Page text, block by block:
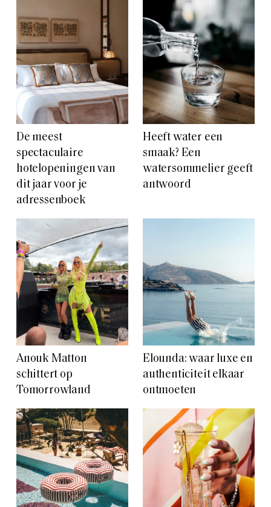
De meest
spectaculaire
hotelopeningen van
dit jaar voor je
adressenboek
Heeft water een
smaak? Een
watersommelier geeft
antwoord
Anouk Matton
schittert op
Tomorrowland
Elounda: waar luxe en
authenticiteit elkaar
ontmoeten